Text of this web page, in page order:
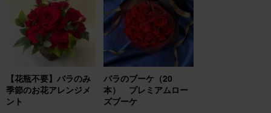
【花瓶不要】バラのみ
季節のお花アレンジメ
ント
バラのブーケ（20
本） プレミアムロー
ズブーケ